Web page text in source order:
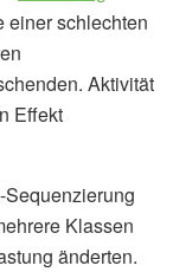
einer schlechten
Aktivität
Effekt
Klassen
änderten.